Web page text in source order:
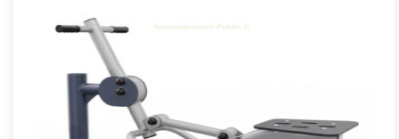
Agrès de Fitness Cavalier
Agrès de fitness de plein air conjuguant activités sportives et
expériences ludiques, le Cavalier se démarque par son caractè..
Offre partenaire